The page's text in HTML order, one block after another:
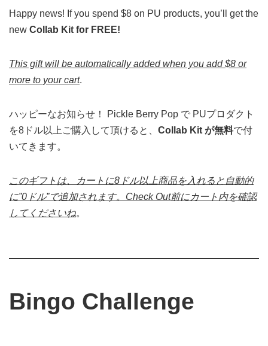
Happy news! If you spend $8 on PU products, you’ll get the
new Collab Kit for FREE!
This gift will be automatically added when you add $8 or
more to your cart.
ハッピーなお知らせ！ Pickle Berry Pop で PUプロダクト
を8ドル以上ご購入して頂けると、 Collab Kit が無料で付
いてきます。
このギフトは、カートに8ドル以上商品を入れると自動的
に”0ドル”で追加されます。Check Out前にカート内を確認
してくださいね。
Bingo Challenge